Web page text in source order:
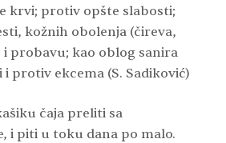
krvi; protiv opšte slabosti;
kožnih obolenja (čireva,
i probavu; kao oblog sanira
protiv ekcema (S. Sadiković)
čaja preliti sa
i piti u toku dana po malo.